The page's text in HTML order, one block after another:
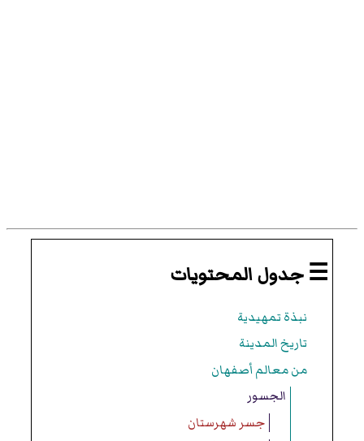
☰ جدول المحتويات
نبذة تمهيدية
تاريخ المدينة
من معالم أصفهان
الجسور
جسر شهرستان